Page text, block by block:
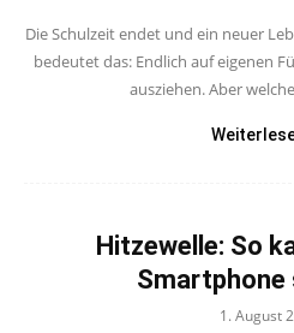
Die Schulzeit endet und ein neuer
bedeutet das: Endlich auf eigenen
ausziehen. Aber
Hitzewelle: So
Smartphone
1. August